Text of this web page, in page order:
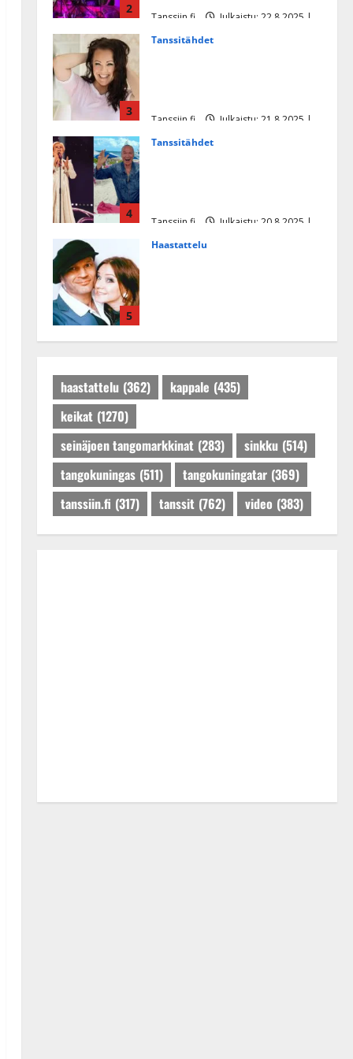
2
Tanssiin.fi
Julkaistu: 22.8.2025 |
3
Tanssitähdet
Tanssiin.fi
Julkaistu: 21.8.2025 |
4
Tanssitähdet
Tanssiin.fi
Julkaistu: 20.8.2025 |
5
Haastattelu
Tanssiin.fi
Julkaistu: 27.4.2025 |
haastattelu (362) kappale (435)
keikat (1270)
seinäjoen tangomarkkinat (283) sinkku (514)
tangokuningas (511) tangokuningatar (369)
tanssiin.fi (317) tanssit (762) video (383)